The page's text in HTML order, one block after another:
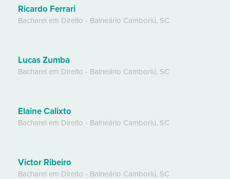
Ricardo Ferrari
Bacharel em Direito - Balneário Camboriú, SC
Lucas Zumba
Bacharel em Direito - Balneário Camboriú, SC
Elaine Calixto
Bacharel em Direito - Balneário Camboriú, SC
Victor Ribeiro
Bacharel em Direito - Balneário Camboriú, SC